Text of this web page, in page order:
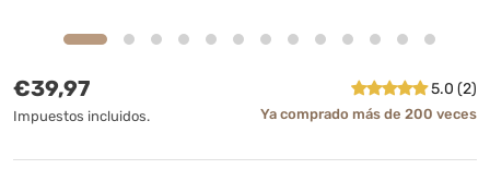
Precio normal
€39,97
Impuestos incluidos.
5.0 (2)
Ya comprado más de 200 veces